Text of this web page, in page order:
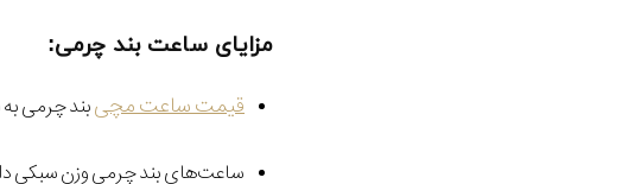
مزایای ساعت بند چرمی:
قیمت ساعت مچیبند چرمی
ساعت‌های بند چرمی وزن سبکی